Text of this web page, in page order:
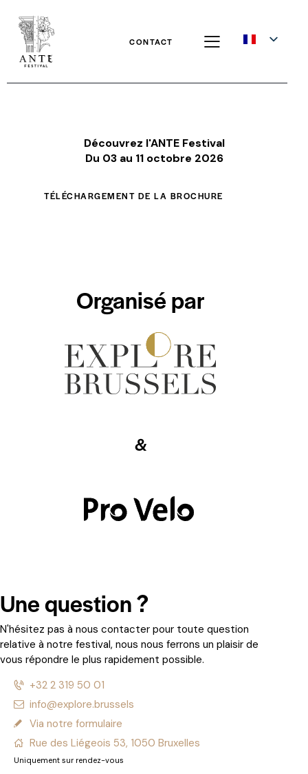
CONTACT
Découvrez l'ANTE Festival
Du 03 au 11 octobre 2026
TÉLÉCHARGEMENT DE LA BROCHURE
Organisépar
&
Une question ?
N'hésitez pas à nous contacter pour toute question
relative à notre festival, nous nous ferrons un plaisir de
vous répondre le plus rapidement possible.
+32 2 319 50 01
info@explore.brussels
Via notre formulaire
Rue des Liégeois 53, 1050 Bruxelles
Uniquement sur rendez-vous